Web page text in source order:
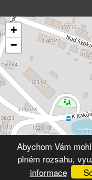
+
−
© 2026
Abychom Vám
plném rozsahu,
informace